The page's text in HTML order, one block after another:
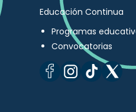
Educación Continua
Programas
Convocatorias